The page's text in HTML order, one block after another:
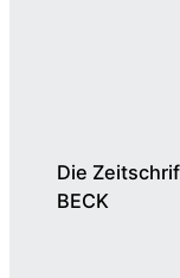
Die
BECK